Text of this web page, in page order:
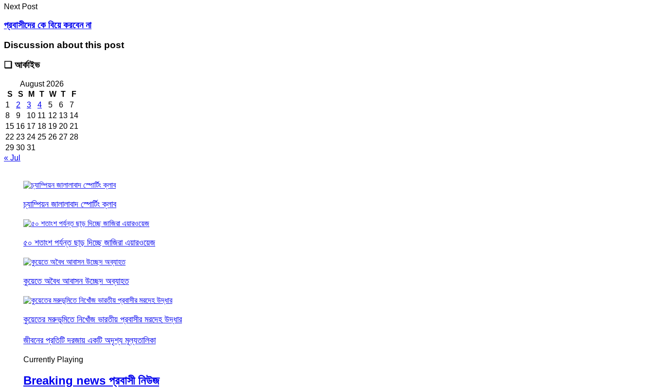
Next Post
প্রবাসীদের কে বিয়ে করবেন না
Discussion about this post
❑ আর্কাইভ
August 2026
S
S M T W T
F
1
2 3 4 5 6
7
8
9 10 11 12 13 14
15 16 17 18 19 20 21
22 23 24 25 26 27 28
29 30 31
« Jul
চ্যাম্পিয়ন জালালাবাদ স্পোর্টিং ক্লাব
৫০ শতাংশ পর্যন্ত ছাড় দিচ্ছে জাজিরা এয়ারওয়েজ
কুয়েতে অবৈধ আবাসন উচ্ছেদ অব্যাহত
কুয়েতের মরুভূমিতে নিখোঁজ ভারতীয় প্রবাসীর মরদেহ উদ্ধার
জীবনের প্রতিটি দরজায় একটি অদৃশ্য মূল্যতালিকা
Currently Playing
Breaking news প্রবাসী নিউজ